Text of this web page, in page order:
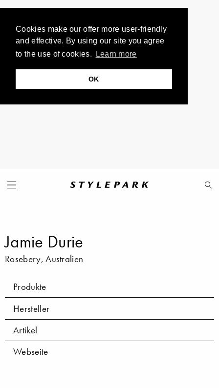
Cookies make our offer more user-friendly
and effective. By using our site you agree
to the use of cookies.
Learn more
OK
Jamie Durie
Rosebery, Australien
Produkte
Hersteller
Artikel
Webseite